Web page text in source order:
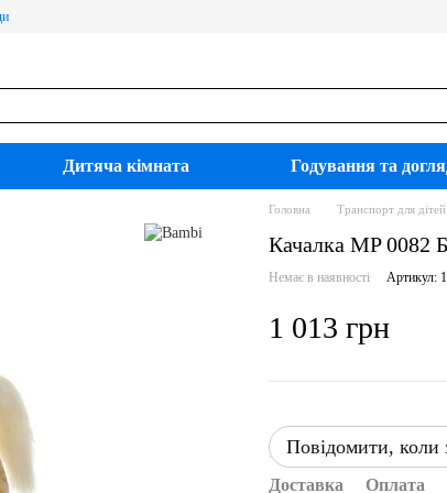
Дитяча кімната Годування та
Головна Транспорт для дітей
Качалка MP 0082
Немає в наявності Артикул:
1 013 грн
Повідомити, коли
Доставка Оплата